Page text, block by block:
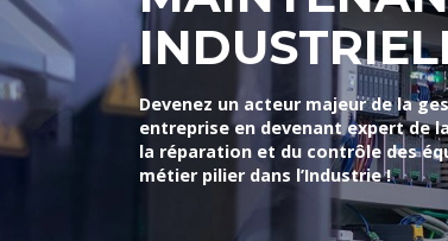
Devenez un acteur majeur de la
entreprise en devenant expert de
la réparation et du contrôle des
métier pilier dans l’Industrie !